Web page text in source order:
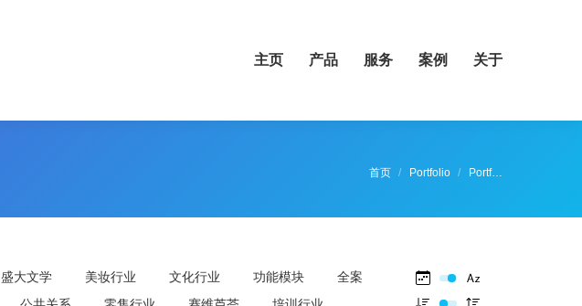
主页 产品 服务 案例 关于
您在这里：
首页 Portfolio Portf…
盛大文学 美妆行业 文化行业 功能模块
全案